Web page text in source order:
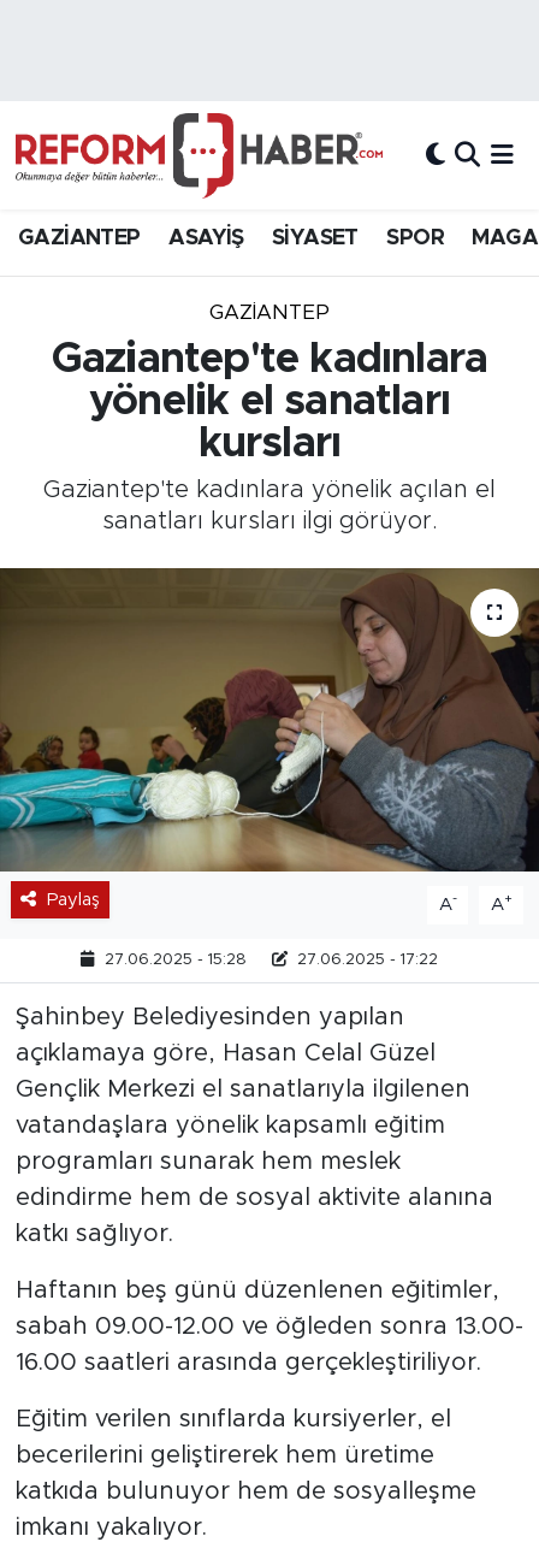
GAZİANTEP ASAYİŞ SİYASET SPOR
GAZIANTEP
Gaziantep'te kadınlara
yönelik el sanatları
kursları
Gaziantep'te kadınlara yönelik açılan el
sanatları kursları ilgi görüyor.
Paylaş A- A+
27.06.2025 - 15:28 27.06.2025 - 17:22
Şahinbey Belediyesinden yapılan
açıklamaya göre, Hasan Celal Güzel
Gençlik Merkezi el sanatlarıyla ilgilenen
vatandaşlara yönelik kapsamlı eğitim
programları sunarak hem meslek
edindirme hem de sosyal aktivite alanına
katkı sağlıyor.
Haftanın beş günü düzenlenen eğitimler,
sabah 09.00-12.00 ve öğleden sonra 13.00-
16.00 saatleri arasında gerçekleştiriliyor.
Eğitim verilen sınıflarda kursiyerler, el
becerilerini geliştirerek hem üretime
katkıda bulunuyor hem de sosyalleşme
imkanı yakalıyor.
Hava Durumu
Süper Lig Puan Durumu ve Fikstür
Tüm Manşetler
Son Dakika Haberleri